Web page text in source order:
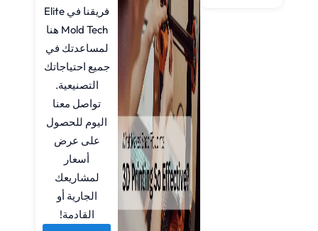
فريقنا في Elite
Mold Tech هنا
لمساعدتك في
جميع احتياجاتك
التصنيعية.
تواصل معنا
اليوم للحصول
على عرض
أسعار
لمشاريعك
الجارية أو
القادمة!